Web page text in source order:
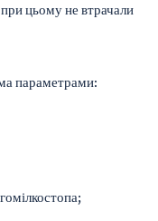
цьому не втрачали
параметрами: